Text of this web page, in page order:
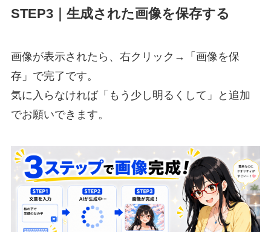
STEP3｜生成された画像を保存する
画像が表示されたら、右クリック→「画像を保
存」で完了です。
気に入らなければ「もう少し明るくして」と追加
でお願いできます。